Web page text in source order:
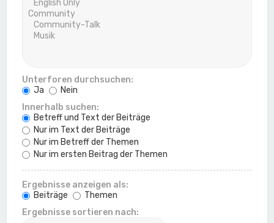
Unterforen durchsuchen:
Ja
Nein
Innerhalb suchen:
Betreff und Text der Beiträge
Nur im Text der Beiträge
Nur im Betreff der Themen
Nur im ersten Beitrag der Themen
Ergebnisse anzeigen als:
Beiträge
Themen
Ergebnisse sortieren nach: